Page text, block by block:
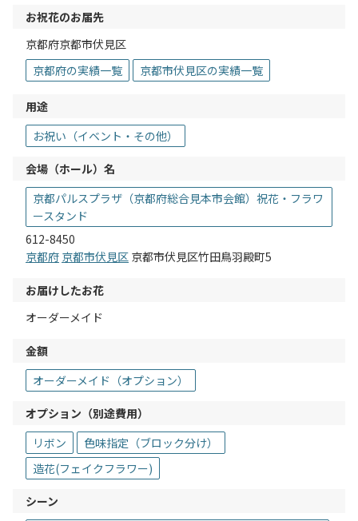
お祝花のお届先
京都府京都市伏見区
京都府の実績一覧
京都市伏見区の実績一覧
用途
お祝い（イベント・その他）
会場（ホール）名
京都パルスプラザ（京都府総合見本市会館）祝花・フラワ
ースタンド
612-8450
京都府 京都市伏見区 京都市伏見区竹田鳥羽殿町5
お届けしたお花
オーダーメイド
金額
オーダーメイド（オプション）
オプション（別途費用）
リボン
色味指定（ブロック分け）
造花(フェイクフラワー)
シーン